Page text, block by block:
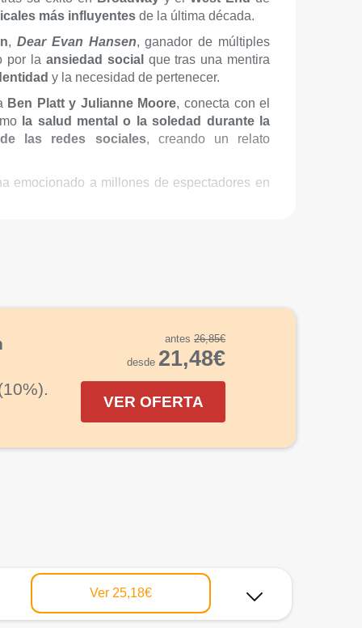
más influyentes de la última década.
, DearEvan Hansen, ganador de múltiples
por la ansiedad social que tras una mentira
y la necesidad de pertenecer.
Ben Platt y Julianne Moore, conecta con el
la salud mental o la soledad durante la
las redes sociales, creando un relato
emocionado a millones de espectadores en
antes 26,85€
desde 21,48€
VER OFERTA
Ver 25,18€